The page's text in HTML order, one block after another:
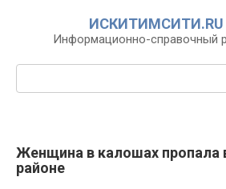
ИСКИТИМСИТИ.RU
Информационно-справочный
Женщина в калошах пропала
районе